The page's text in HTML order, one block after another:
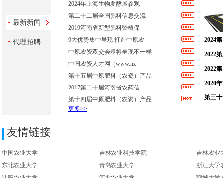
最新新闻
代理招聘
2024年上海生物发酵展参观
​第二十二届全国肥料信息交流
2019河南省新型肥料暨植保
9大优势集中呈现 打造中原农
中原农资双交会即将呈现不一样
中国农资人才网（www.nz
第十五届中原肥料（农资）产品
2017第二十届河南省农药信
第十四届中原肥料（农资）产品
更多>>
2024
日 | 山
2022
玩转
2022
月30
2020
14日
第三
友情链接
中国农业大学 吉林农业科技学院
吉林农业
东北农业大学
青岛农业大学
浙江大学